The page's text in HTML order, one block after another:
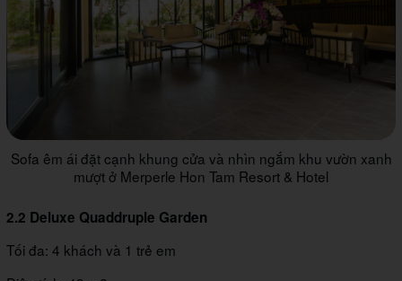
Sofa êm ái đặt cạnh khung cửa và nhìn ngắm khu vườn xanh
mượt ở Merperle Hon Tam Resort & Hotel
2.2 Deluxe Quaddruple Garden
Tối đa: 4 khách và 1 trẻ em